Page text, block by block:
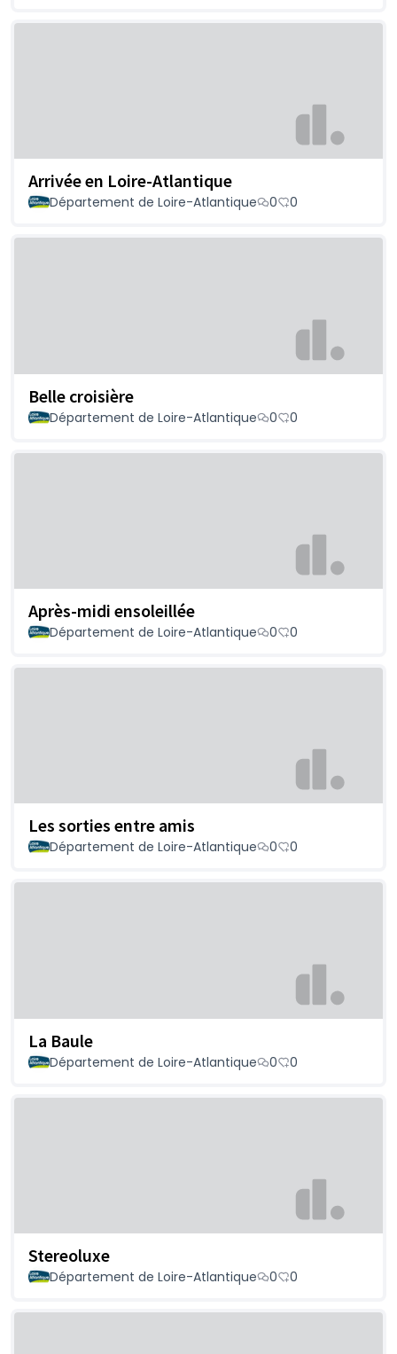
Arrivée en Loire-Atlantique
Département de Loire-Atlantique 0 0
Belle croisière
Département de Loire-Atlantique 0 0
Après-midi ensoleillée
Département de Loire-Atlantique 0 0
Les sorties entre amis
Département de Loire-Atlantique 0 0
La Baule
Département de Loire-Atlantique 0 0
Stereoluxe
Département de Loire-Atlantique 0 0